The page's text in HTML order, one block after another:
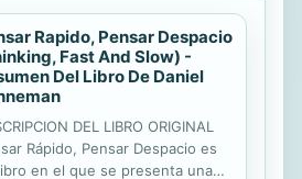
reúne y explica la efectividad de
17 principios personales,
de actitud, fraternales
al mostrarnos cómo
sido utilizados por
como Andrew
Henry Ford, Mary Kay Ash,
Rapido, Pensar Despacio
Fast And Slow) -
Del Libro De Daniel
DEL LIBRO ORIGINAL
Rápido, Pensar Despacio es
en el que se presenta una